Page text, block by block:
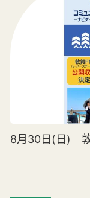
8月30日(日) 敦